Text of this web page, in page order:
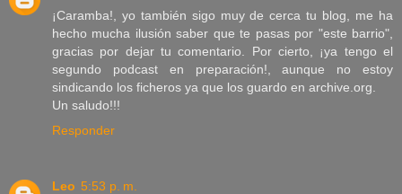
¡Caramba!, yo también sigo muy de cerca tu blog, me ha
hecho mucha ilusión saber que te pasas por "este barrio",
gracias por dejar tu comentario. Por cierto, ¡ya tengo el
segundo podcast en preparación!, aunque no estoy
sindicando los ficheros ya que los guardo en archive.org.
Un saludo!!!
Responder
Leo 5:53 p. m.